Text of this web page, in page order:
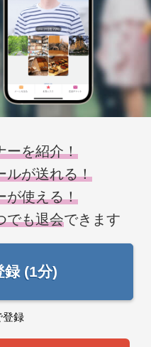
ーを紹介！
ルが送れる！
が使える！
でも退会できます
(1分)
登録